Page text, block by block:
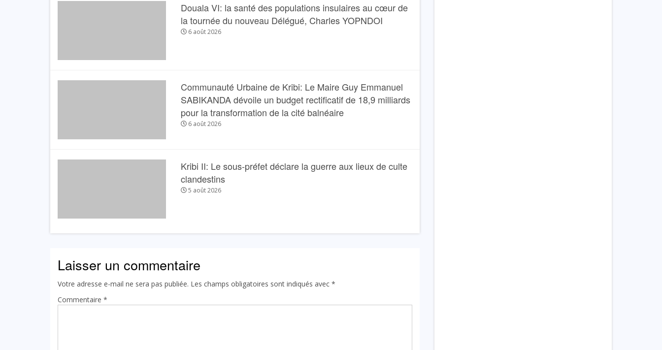
Douala VI: la santé des populations insulaires au cœur de
la tournée du nouveau Délégué, Charles YOPNDOI
6 août 2026
Communauté Urbaine de Kribi: Le Maire Guy Emmanuel
SABIKANDA dévoile un budget rectificatif de 18,9 milliards
pour la transformation de la cité balnéaire
6 août 2026
Kribi II: Le sous-préfet déclare la guerre aux lieux de culte
clandestins
5 août 2026
Laisser un commentaire
Votre adresse e-mail ne sera pas publiée. Les champs obligatoires sont indiqués avec *
Commentaire *